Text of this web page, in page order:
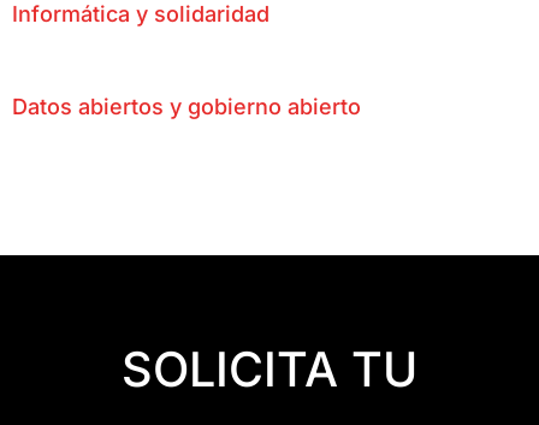
Informática y solidaridad
Datos abiertos y gobierno abierto
SOLICITA TU